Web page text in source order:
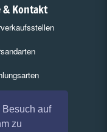
auf
zu
& Kontakt